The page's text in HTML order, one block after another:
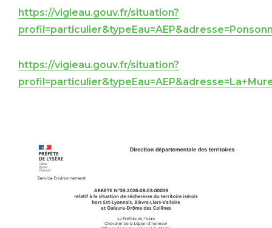
https://vigieau.gouv.fr/situation?
https://vigieau.gouv.fr/situation?